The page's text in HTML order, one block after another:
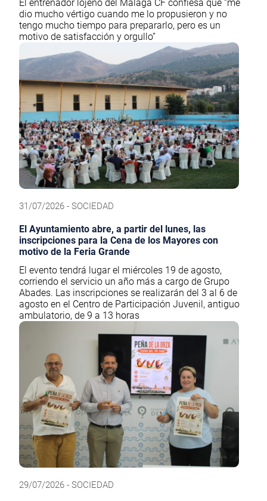
El entrenador lojeño del Málaga CF confiesa que “me
dio mucho vértigo cuando me lo propusieron y no
tengo mucho tiempo para prepararlo, pero es un
motivo de satisfacción y orgullo”
31/07/2026 - SOCIEDAD
El Ayuntamiento abre, a partir del lunes, las
inscripciones para la Cena de los Mayores con
motivo de la Feria Grande
El evento tendrá lugar el miércoles 19 de agosto,
corriendo el servicio un año más a cargo de Grupo
Abades. Las inscripciones se realizarán del 3 al 6 de
agosto en el Centro de Participación Juvenil, antiguo
ambulatorio, de 9 a 13 horas
29/07/2026 - SOCIEDAD